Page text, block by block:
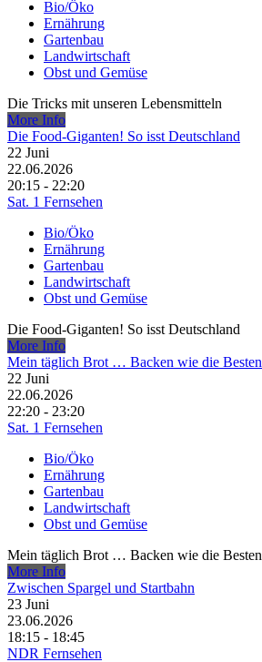
Bio/Öko
Ernährung
Gartenbau
Landwirtschaft
Obst und Gemüse
Die Tricks mit unseren Lebensmitteln
More Info
Die Food-Giganten! So isst Deutschland
22 Juni
22.06.2026
20:15 - 22:20
Sat. 1 Fernsehen
Bio/Öko
Ernährung
Gartenbau
Landwirtschaft
Obst und Gemüse
Die Food-Giganten! So isst Deutschland
More Info
Mein täglich Brot … Backen wie die Besten
22 Juni
22.06.2026
22:20 - 23:20
Sat. 1 Fernsehen
Bio/Öko
Ernährung
Gartenbau
Landwirtschaft
Obst und Gemüse
Mein täglich Brot … Backen wie die Besten
More Info
Zwischen Spargel und Startbahn
23 Juni
23.06.2026
18:15 - 18:45
NDR Fernsehen